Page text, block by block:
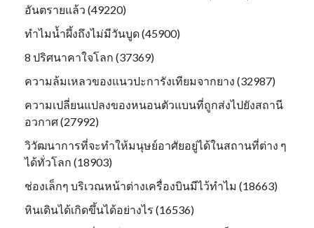
อันตรายแล้ว (49220)
ทำไมน้ำผึ้งถึงไม่มีวันบูด (45900)
8 ปริศนาคาใจโลก (37369)
ความล้มเหลวของแนวปะการังเทียมจากยาง (32987)
ความเปลี่ยนแปลงของหนอนตัวแบนที่ถูกส่งไปยังสถานี
อวกาศ (27992)
วิวัฒนาการที่จะทำให้มนุษย์อาศัยอยู่ได้ในสถานที่ต่าง ๆ
ได้ทั่วโลก (18903)
ช่องเล็กๆ บริเวณหน้าต่างเครื่องบินมีไว้ทำไม (18663)
หินเดินได้เกิดขึ้นได้อย่างไร (16536)